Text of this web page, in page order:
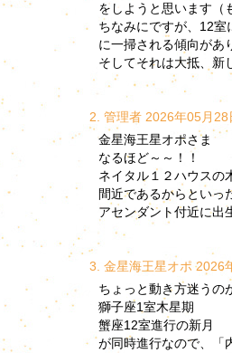
をしようと思います（
ちなみにですが、12
に一掃される傾向があ
そしてそれは大抵、新
2. 管理者 2026年05月
金星海王星オポさま
なるほど～～！！
ネイタル１２ハウス
間近であるからといっ
アセンダント付近に
3. 金星海王星オポ 2026
ちょっと動き方迷うの
獅子座1室木星期
蟹座12室進行の新月
が同時進行なので、「